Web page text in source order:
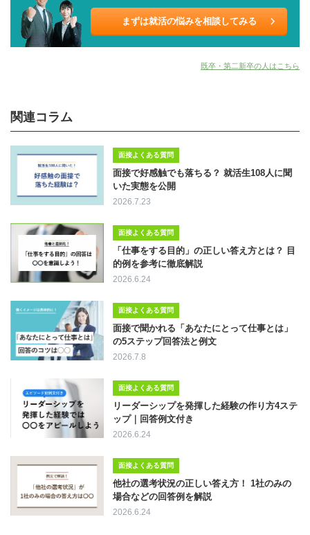
まずは就活の悩みを相談してみる
既卒・第二新卒の人はこちら
関連コラム
面接よくある質問
面接で好感触でも落ちる？ 就活生108人に聞
いた実態を公開
2026.7.23
面接よくある質問
「仕事をする目的」の正しい答え方とは？ 目
的例を参考に徹底解説
2026.6.24
面接よくある質問
面接で聞かれる「あなたにとって仕事とは」
の5ステップ回答法と例文
2026.7.8
面接よくある質問
リーダーシップを発揮した経験の作り方4ステ
ップ｜回答例文付き
2026.6.24
面接よくある質問
他社の選考状況の正しい答え方！ 1社のみの
場合などの回答例を解説
2026.6.24